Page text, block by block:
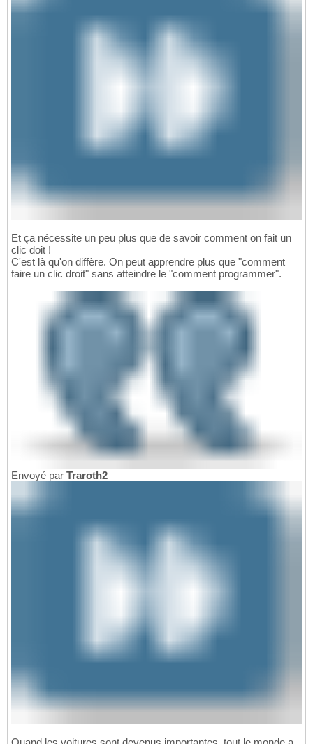
Et ça nécessite un peu plus que de savoir comment on fait un
clic doit !
C'est là qu'on diffère. On peut apprendre plus que "comment
faire un clic droit" sans atteindre le "comment programmer".
Envoyé par Traroth2